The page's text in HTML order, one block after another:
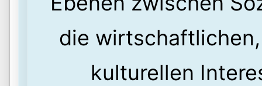
die
kulturellen